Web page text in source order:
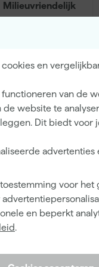
en
van de
website te
Dit biedt voor
advertenties
voor het
en beperkt
.
Milieuvriendelijk
Binnen
Plafonds
Dekkend
4 h